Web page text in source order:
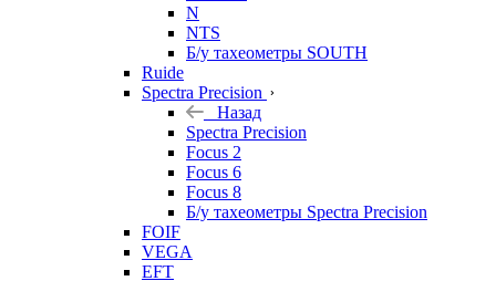
N
NTS
Б/у тахеометры SOUTH
Ruide
Spectra Precision
Назад
Spectra Precision
Focus 2
Focus 6
Focus 8
Б/у тахеометры Spectra Precision
FOIF
VEGA
EFT